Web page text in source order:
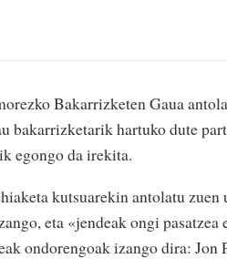
Bakarrizketen Gaua
bakarrizketarik hartuko dute
egongo da irekita.
kutsuarekin antolatu
eta «jendeak ongi
ondorengoak izango dira: